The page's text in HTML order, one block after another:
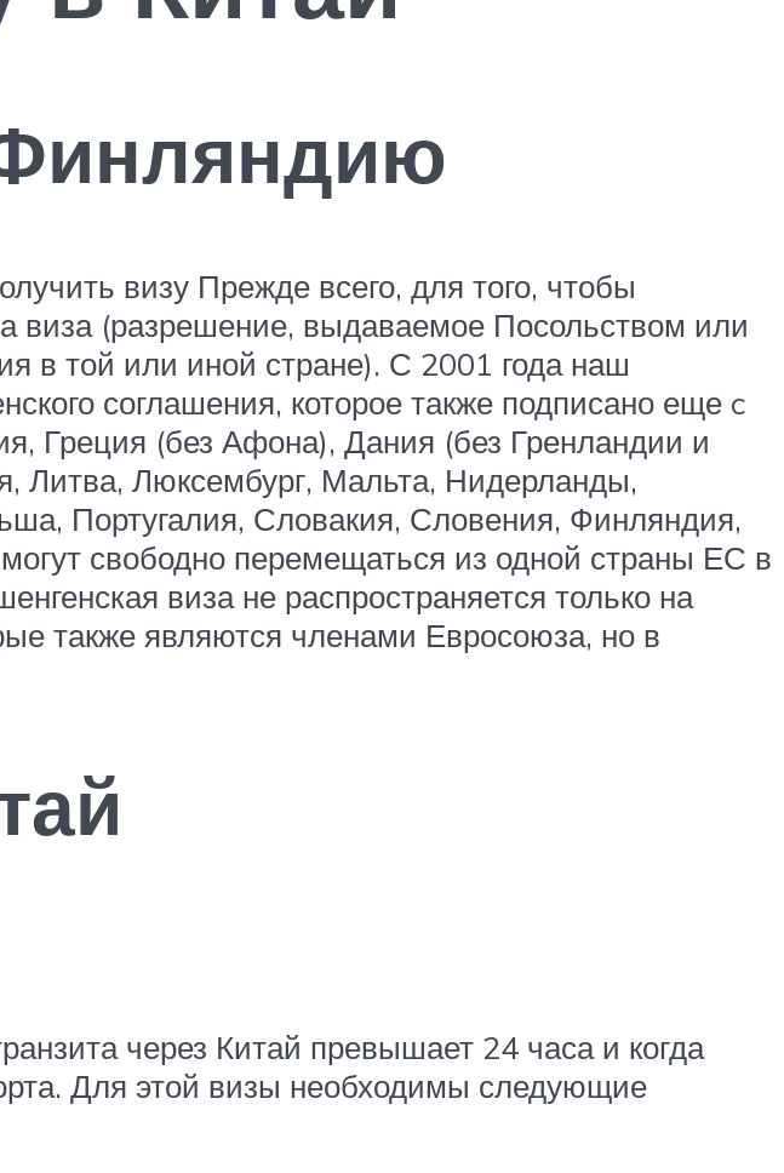
визу Прежде всего, для того, чтобы
виза (разрешение, выдаваемое Посольством или
в той или иной стране). С 2001 года наш
соглашения, которое также подписано еще c
Греция (без Афона), Дания (без Гренландии и
Литва, Люксембург, Мальта, Нидерланды,
Португалия, Словакия, Словения, Финляндия,
свободно перемещаться из одной страны ЕС в
виза не распространяется только на
также являются членами Евросоюза, но в
через Китай превышает 24 часа и когда
Для этой визы необходимы следующие